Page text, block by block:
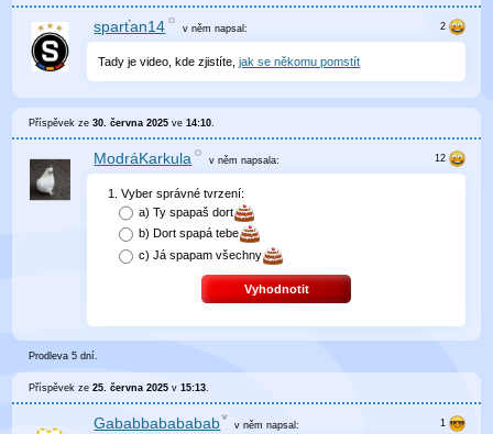
sparťan14 v němnapsal:
Tady je video, kde zjistíte,jak se někomu pomstít
Příspěvek ze30. června 2025 ve14:10.
ModráKarkula v němnapsala:
Vyber správné tvrzení:
a) Ty spapaš dort
b) Dort spapá tebe
c) Já spapam všechny
Vyhodnotit
Prodleva 5 dní.
Příspěvek ze25. června 2025 v15:13.
Gababbabababab v něm napsal: